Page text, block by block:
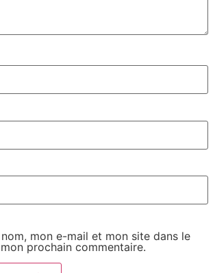
mon e-mail et mon site dans le
prochain commentaire.